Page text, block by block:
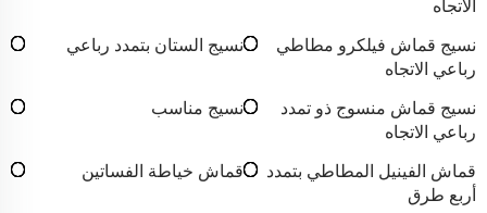
الاتجاه
نسيج قماش فيلكرو مطاطي
رباعي الاتجاه
نسيج الستان بتمدد رباعي
نسيج قماش منسوج ذو تمدد
رباعي الاتجاه
نسيج مناسب
قماش الفينيل المطاطي بتمدد
أربع طرق
قماش خياطة الفساتين